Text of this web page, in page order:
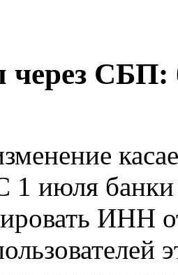
через СБП:
1 июля
ИНН